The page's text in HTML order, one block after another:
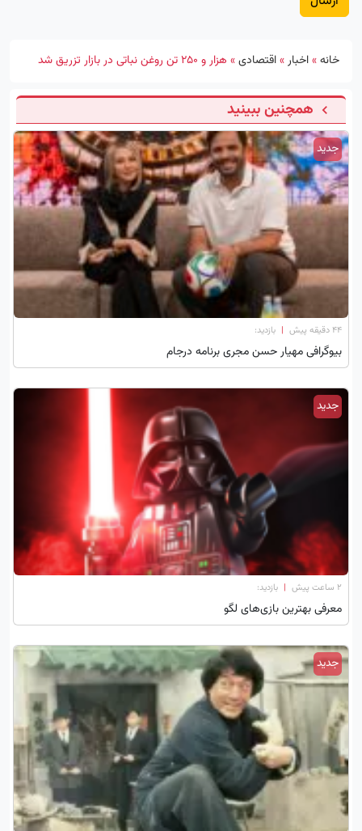
خانه»اخبار»اقتصادی» هزار و ۲۵۰ تن روغن نباتی در بازار تزریق شد
همچنین ببینید
جدید
۴۴ دقیقه پیش | بازدید:
بیوگرافی مهیار حسن مجری برنامه درجام
جدید
۲ ساعت پیش | بازدید:
معرفی بهترین بازی‌های لگو
جدید